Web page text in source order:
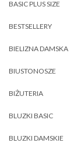
BASIC PLUS SIZE
BESTSELLERY
BIELIZNA DAMSKA
BIUSTONOSZE
BIŻUTERIA
BLUZKI BASIC
BLUZKI DAMSKIE